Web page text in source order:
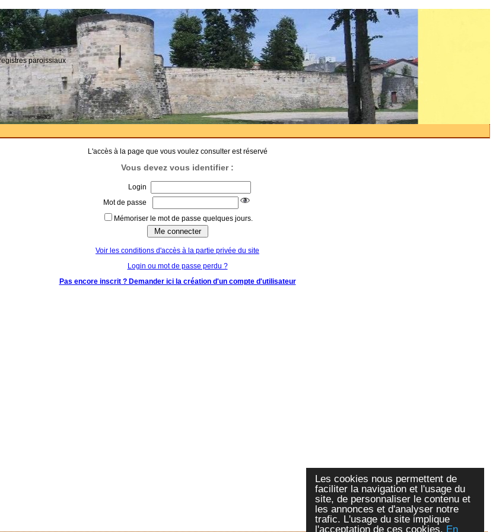
Les cookies nous permettent de
faciliter la navigation et l'usage du
site, de personnaliser le contenu et
les annonces et d'analyser notre
trafic. L'usage du site implique
l'acceptation de ces cookies. En
paroissiaux
L'accès à la page que vous voulez consulter est réservé
Vous devez vous identifier :
Login
Mot de passe
Mémoriser le mot de passe quelques jours.
Voir les conditions d'accès à la partie privée du site
Login ou mot de passe perdu ?
Pas encore inscrit ? Demander ici la création d'un compte d'utilisateur